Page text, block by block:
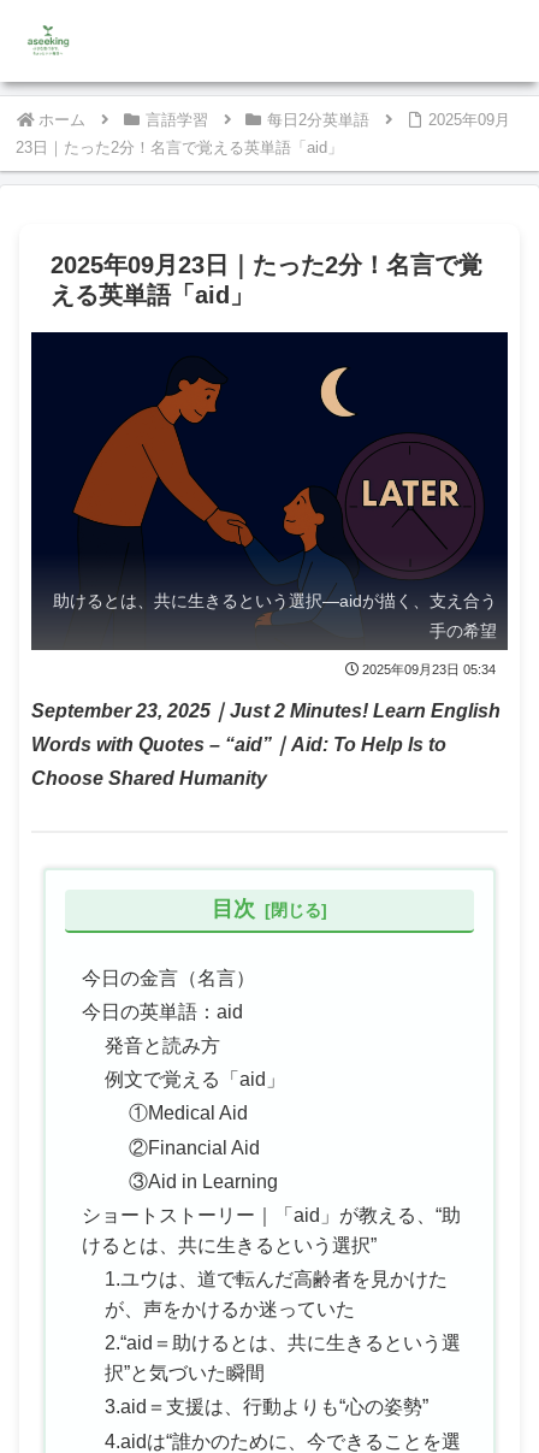
ホーム 言語学習 每日2分英単語
2025年09月
23日｜たった2分！名言で覚える英単語「aid」
2025年09月23日｜たった2分！名言で覚
える英単語「aid」
助けるとは、共に生きるという選択—aidが描く、支え合う
手の希望
2025年09月23日 05:34
September 23, 2025｜Just 2 Minutes! Learn English
Words with Quotes – “aid”｜Aid: To Help Is to
Choose Shared Humanity
目次
今日の金言（名言）
今日の英単語：aid
発音と読み方
例文で覚える「aid」
①Medical Aid
②Financial Aid
③Aid in Learning
ショートストーリー｜「aid」が教える、“助
けるとは、共に生きるという選択”
1.ユウは、道で転んだ高齢者を見かけた
が、声をかけるか迷っていた
2.“aid＝助けるとは、共に生きるという選
択”と気づいた瞬間
3.aid＝支援は、行動よりも“心の姿勢”
4.aidは“誰かのために、今できることを選